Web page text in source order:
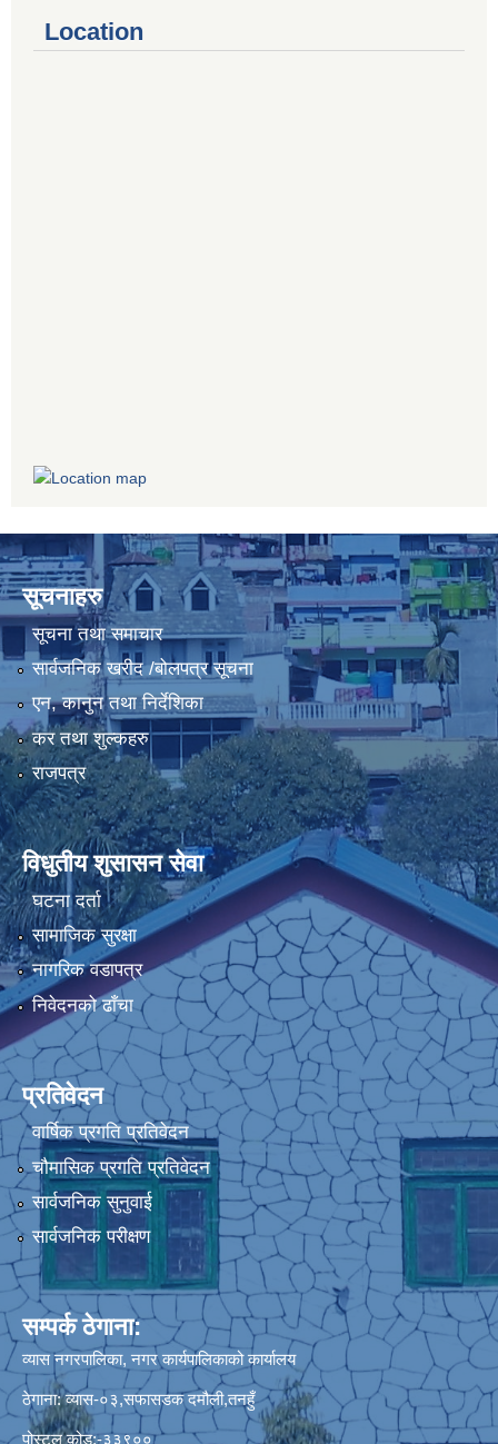
Location
सूचनाहरु
सूचना तथा समाचार
सार्वजनिक खरीद /बोलपत्र सूचना
एन, कानुन तथा निर्देशिका
कर तथा शुल्कहरु
राजपत्र
विधुतीय शुसासन सेवा
घटना दर्ता
सामाजिक सुरक्षा
नागरिक वडापत्र
निवेदनको ढाँचा
प्रतिवेदन
वार्षिक प्रगति प्रतिवेदन
चौमासिक प्रगति प्रतिवेदन
सार्वजनिक सुनुवाई
सार्वजनिक परीक्षण
सम्पर्क ठेगाना:
व्यास नगरपालिका, नगर कार्यपालिकाको कार्यालय
ठेगाना: व्यास-०३,सफासडक दमौली,तनहुँ
पोस्टल कोड:-३३९००